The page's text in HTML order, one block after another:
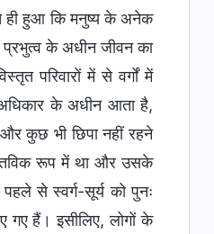
ही हुआ कि मनुष्य के अनेक
के अधीन जीवन का
परिवारों में से वर्गों में
अधिकार के अधीन आता है,
और कुछ भी छिपा नहीं रहने
रूप में था और उसके
से स्वर्ग-सूर्य को पुनः
गए हैं। इसीलिए, लोगों के